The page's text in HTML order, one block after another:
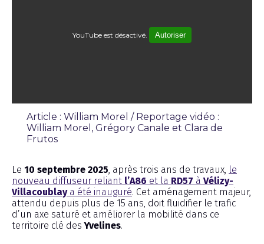
YouTube est désactivé. Autoriser
Article : William Morel / Reportage vidéo :
William Morel, Grégory Canale et Clara de
Frutos
Le 10 septembre 2025 , après trois ans de travaux, le
nouveau diffuseur reliant l’A86 et la RD57 à Vélizy-
Villacoublaya été inauguré. Cet aménagement majeur,
attendu depuis plus de 15 ans, doit fluidifier le trafic
d’un axe saturé et améliorer la mobilité dans ce
territoire clé desYvelines.